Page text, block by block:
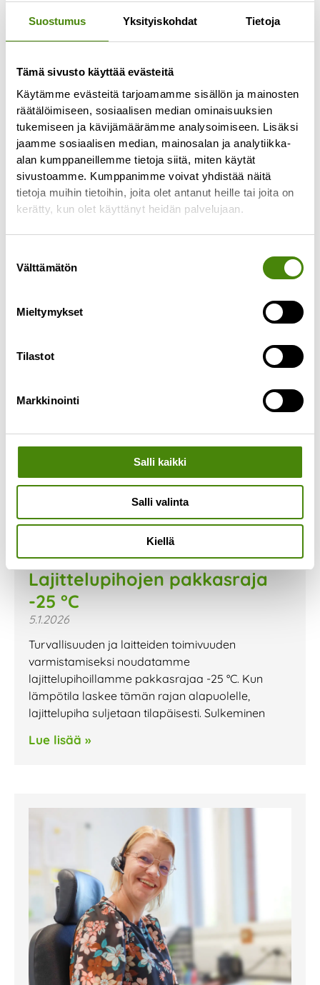
Suostumus Yksityiskohdat Tietoja
Tämä sivusto käyttää evästeitä
Käytämme evästeitä tarjoamamme sisällön ja mainosten
räätälöimiseen, sosiaalisen median ominaisuuksien
tukemiseen ja kävijämäärämme analysoimiseen. Lisäksi
jaamme sosiaalisen median, mainosalan ja analytiikka-
alan kumppaneillemme tietoja siitä, miten käytät
sivustoamme. Kumppanimme voivat yhdistää näitä
tietoja muihin tietoihin, joita olet antanut heille tai joita on
kerätty, kun olet käyttänyt heidän palvelujaan.
valinta
Välttämätön
Mieltymykset
Tilastot
Markkinointi
Salli kaikki
Salli valinta
Kiellä
Biojäteastian jäätyminen
talvella
7.1.2026
astian tyhjentäminen on kuljettajalle haastavaa
ja toisinaan
Lajittelupihojen pakkasraja
-25 °C
5.1.2026
Turvallisuuden ja laitteiden toimivuuden
varmistamiseksi noudatamme
lajittelupihoillamme pakkasrajaa -25 °C. Kun
lämpötila laskee tämän rajan alapuolelle,
lajittelupiha suljetaan tilapäisesti. Sulkeminen
Lue lisää »